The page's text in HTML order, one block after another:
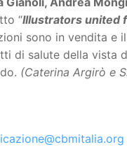
“Illustrators united
sono in vendita e
di salute della vista
(Caterina Argirò e